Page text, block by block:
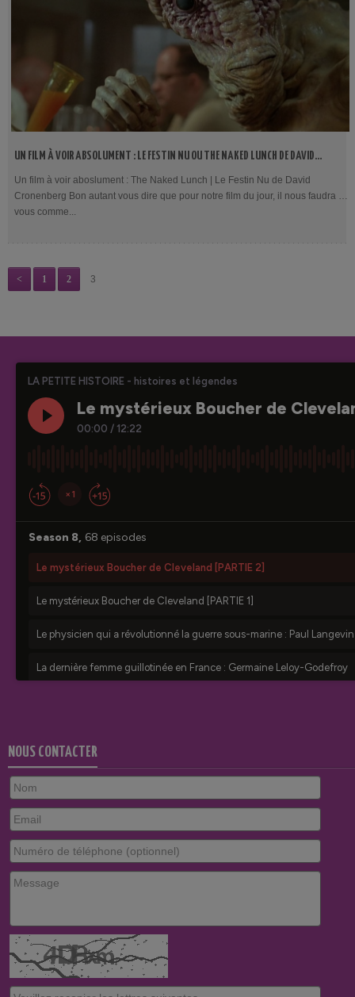
UN FILM À VOIR ABSOLUMENT : LE FESTIN NU OU THE NAKED LUNCH DE DAVID
CRONENBERG
Un film à voir aboslument : The Naked Lunch | Le Festin Nu de David
Cronenberg Bon autant vous dire que pour notre film du jour, il nous faudra à
vous comme...
< 1 2 3
NOUS CONTACTER